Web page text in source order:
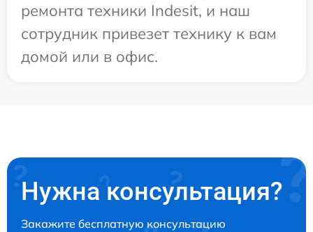
ремонта техники Indesit, и наш
сотрудник привезет технику к вам
домой или в офис.
Нужна консультация?
Закажите бесплатную консультацию